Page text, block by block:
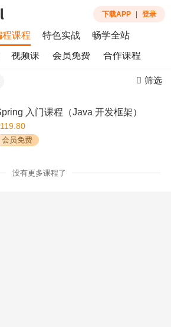
下载APP 登录
程课程 特色实战 畅学全站
视频课 会员免费 合作课程
筛选
入门课程（Java 开发框架）
会员免费
没有更多课程了